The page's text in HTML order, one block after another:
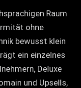
Raum
ohne
bewusst klein
ein einzelnes
Deluxe
und Upsells,